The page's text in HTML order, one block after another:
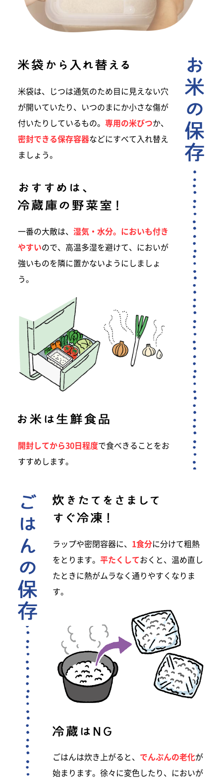
米袋は、じつは通気のため目に見えない穴
が開いていたり、いつのまにか小さな傷が
付いたりしているもの。 専用の米びつか、
密封できる保存容器などにすべて入れ替え
ましょう。
一番の大敵は、 湿気・水分。においも付き
やすいので、高温多湿を避けて、においが
強いものを隣に置かないようにしましょ
う。
開封してから30日程度で食べきることをお
すすめします。
ラップや密閉容器に、 1食分に分けて粗熱
をとります。 平たくしておくと、温め直し
たときに熱がムラなく通りやすくなりま
す。
ごはんは炊き上がると、 でんぷんの老化が
始まります。徐々に変色したり、においが